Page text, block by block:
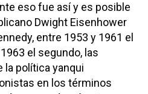
eso fue así y es posible
Dwight Eisenhower
entre 1953 y 1961 el
el segundo, las
la política yanqui
en los términos